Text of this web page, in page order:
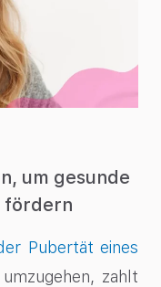
um gesunde
fördern
Pubertät eines
zahlt